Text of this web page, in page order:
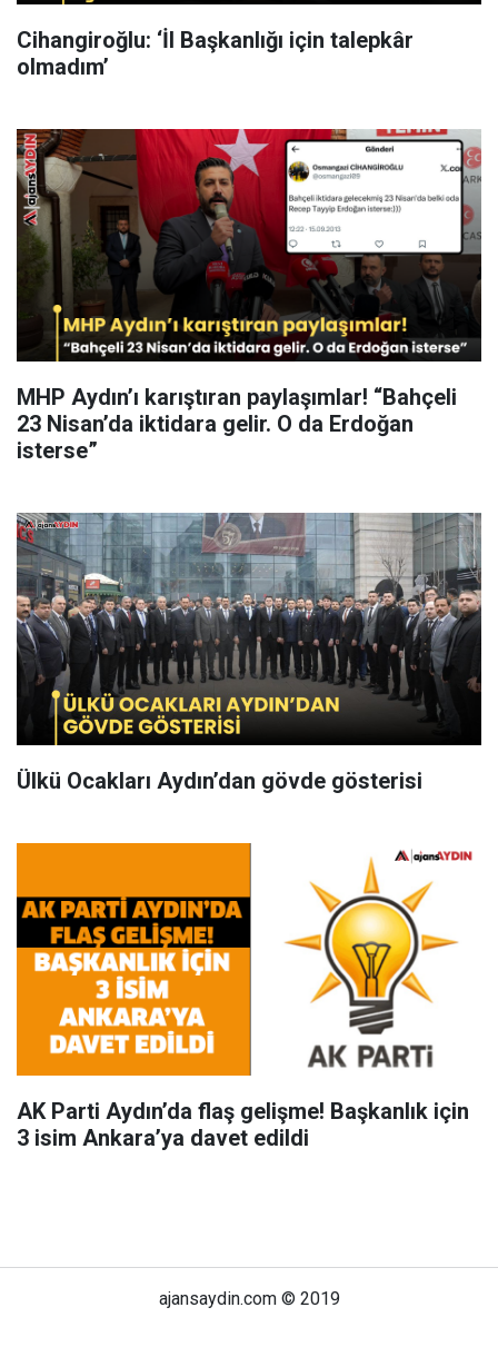
Cihangiroğlu: ‘İl Başkanlığı için talepkâr
olmadım’
MHP Aydın’ı karıştıran paylaşımlar! “Bahçeli
23 Nisan’da iktidara gelir. O da Erdoğan
isterse”
Ülkü Ocakları Aydın’dan gövde gösterisi
AK Parti Aydın’da flaş gelişme! Başkanlık için
3 isim Ankara’ya davet edildi
ajansaydin.com © 2019